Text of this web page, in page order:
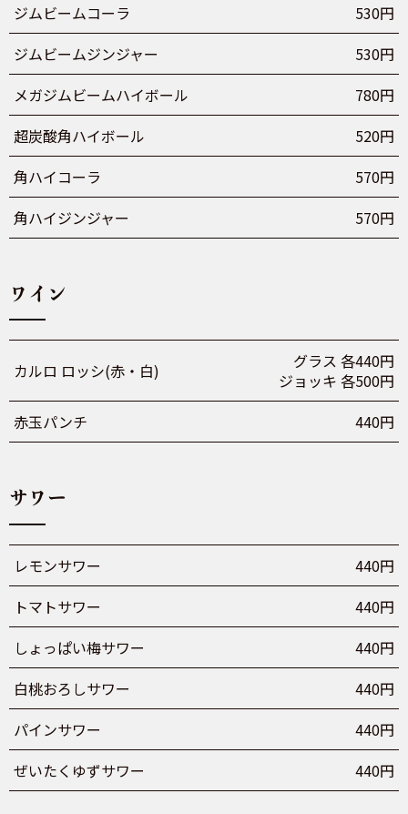
ジムビームコーラ
530円
ジムビームジンジャー
530円
メガジムビームハイボール
780円
超炭酸角ハイボール
520円
角ハイコーラ
570円
角ハイジンジャー
570円
ワイン
カルロ ロッシ(赤・白)
グラス 各440円
ジョッキ 各500円
赤玉パンチ
440円
サワー
レモンサワー
440円
トマトサワー
440円
しょっぱい梅サワー
440円
白桃おろしサワー
440円
パインサワー
440円
ぜいたくゆずサワー
440円